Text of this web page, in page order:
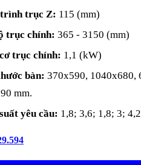
trục Z: 115 (mm)
trục chính: 365 - 3150 (mm)
trục chính: 1,1 (kW)
bàn: 370x590, 1040x680,
mm.
yêu cầu: 1,8; 3,6; 1,8; 3;